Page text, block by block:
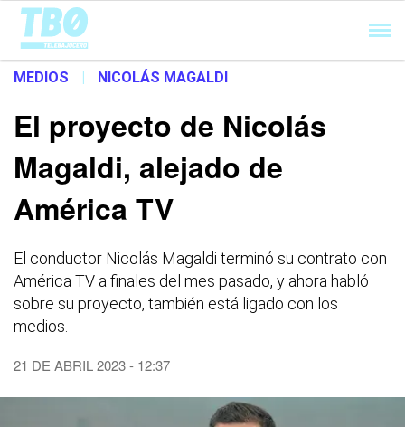
Cargando...
MEDIOS | NICOLÁS MAGALDI
El proyecto de Nicolás
Magaldi, alejado de
América TV
El conductor Nicolás Magaldi terminó su contrato con
América TV a finales del mes pasado, y ahora habló
sobre su proyecto, también está ligado con los
medios.
21 DE ABRIL 2023 - 12:37